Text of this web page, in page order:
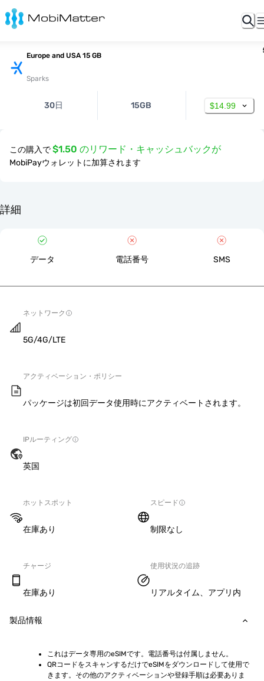
Europe and USA 15 GB
Sparks
30日 15GB $14.99
この購入で$1.50 のリワード・キャッシュバックが
MobiPayウォレットに加算されます
詳細
データ 電話番号 SMS
ネットワーク
5G/4G/LTE
アクティベーション・ポリシー
パッケージは初回データ使用時にアクティベートされます。
IPルーティング
英国
ホットスポット
在庫あり
スピード
制限なし
チャージ
在庫あり
使用状況の追跡
リアルタイム、アプリ内
製品情報
これはデータ専用のeSIMです。電話番号は付属しません。
QRコードをスキャンするだけでeSIMをダウンロードして使用で
きます。その他のアクティベーションや登録手順は必要ありま